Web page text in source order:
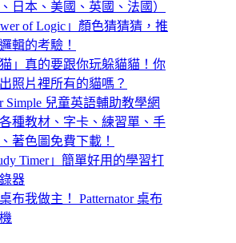
日本、美國、英國、法國）
of Logic」顏色猜猜猜，推
輯的考驗！
猫」真的要跟你玩躲貓貓！你
照片裡所有的貓嗎？
Simple 兒童英語輔助教學網
種教材、字卡、練習單、手
著色圖免費下載！
Timer」簡單好用的學習打
器
布我做主！ Patternator 桌布